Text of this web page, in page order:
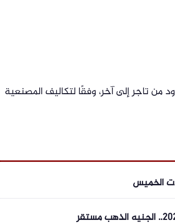
من تاجر إلى آخر، وفقًا لتكاليف المصنعية
الخميس